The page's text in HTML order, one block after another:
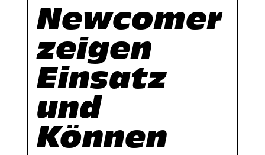
Newcomer
zeigen
Einsatz
und
Können